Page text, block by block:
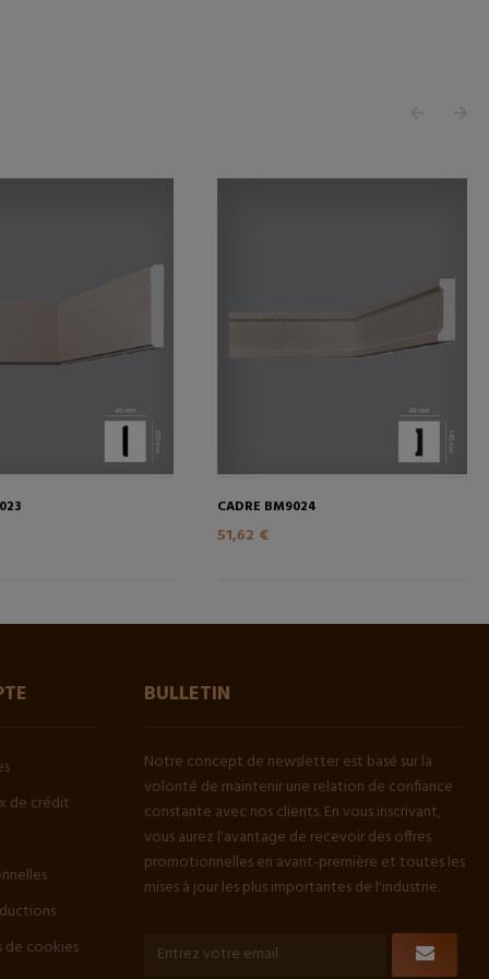
CADRE BM9024
51,62 €
de crédit
de cookies
BULLETIN
Notre concept de newsletter est basé sur la
volonté de maintenir une relation de confiance
constante avec nos clients. En vous inscrivant,
vous aurez l'avantage de recevoir des offres
promotionnelles en avant-première et toutes les
mises à jour les plus importantes de l'industrie.